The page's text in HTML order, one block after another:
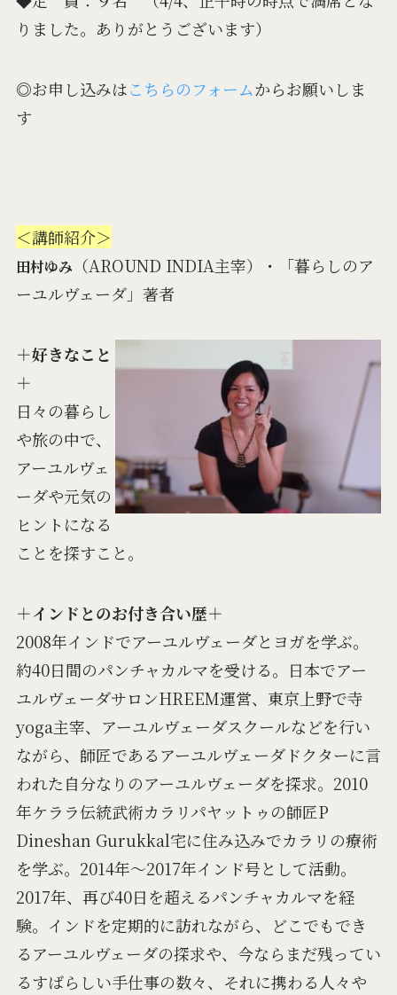
りました。ありがとうございます）
◎お申し込みはこちらのフォームからお願いしま
す
＜講師紹介＞
田村ゆみ（AROUND INDIA主宰）・「暮らしのア
ーユルヴェーダ」著者
＋好きなこと
＋
日々の暮らし
や旅の中で、
アーユルヴェ
ーダや元気の
ヒントになる
ことを探すこと。
＋インドとのお付き合い歴＋
2008年インドでアーユルヴェーダとヨガを学ぶ。
約40日間のパンチャカルマを受ける。日本でアー
ユルヴェーダサロンHREEM運営、東京上野で寺
yoga主宰、アーユルヴェーダスクールなどを行い
ながら、師匠であるアーユルヴェーダドクターに言
われた自分なりのアーユルヴェーダを探求。2010
年ケララ伝統武術カラリパヤットゥの師匠P
Dineshan Gurukkal宅に住み込みでカラリの療術
を学ぶ。2014年〜2017年インド号として活動。
2017年、再び40日を超えるパンチャカルマを経
験。インドを定期的に訪れながら、どこでもでき
るアーユルヴェーダの探求や、今ならまだ残ってい
るすばらしい手仕事の数々、それに携わる人々や